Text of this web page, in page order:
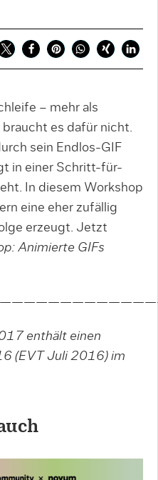
– mehr als
es dafür nicht.
sein Endlos-GIF
in einer Schritt-für-
In diesem Workshop
eine eher zufällig
erzeugt. Jetzt
Animierte GIFs
enthält einen
(EVT Juli 2016) im